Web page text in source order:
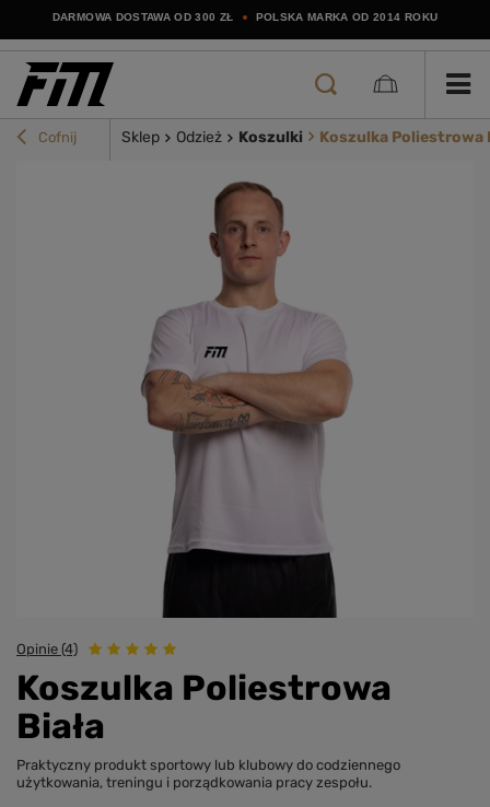
DARMOWA DOSTAWA OD 300 ZŁ POLSKA MARKA OD 2014 ROKU
Cofnij Sklep Odzież Koszulki Koszulka Poliestrowa
Opinie (4)
Koszulka Poliestrowa
Biała
Praktyczny produkt sportowy lub klubowy do codziennego
użytkowania, treningu i porządkowania pracy zespołu.